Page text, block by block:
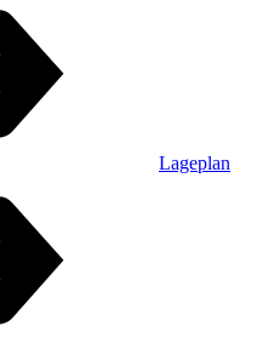
Lageplan